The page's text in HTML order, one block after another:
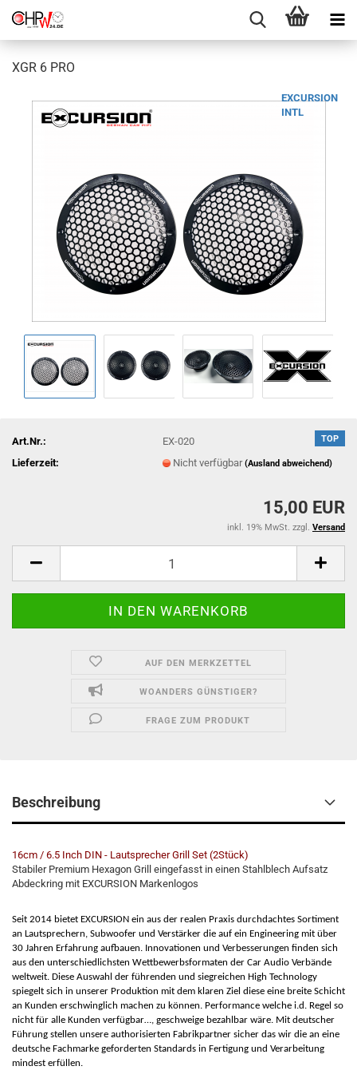
XGR 6 PRO
EXCURSION
INTL
TOP
Art.Nr.:
EX-020
Lieferzeit:
Nicht verfügbar(Ausland abweichend)
15,00 EUR
inkl. 19% MwSt. zzgl. Versand
AUF DEN MERKZETTEL
WOANDERS GÜNSTIGER?
FRAGE ZUM PRODUKT
Beschreibung
16cm / 6.5 Inch DIN - Lautsprecher Grill Set (2Stück)
Stabiler Premium Hexagon Grill eingefasst in einen Stahlblech Aufsatz
Abdeckring mit EXCURSION Markenlogos
Seit 2014 bietet EXCURSION ein aus der realen Praxis durchdachtes Sortiment
an Lautsprechern, Subwoofer und Verstärker die auf ein Engineering mit über
30 Jahren Erfahrung aufbauen. Innovationen und Verbesserungen finden sich
aus den unterschiedlichsten Wettbewerbsformaten der Car Audio Verbände
weltweit. Diese Auswahl der führenden und siegreichen High Technology
spiegelt sich in unserer Produktion mit dem klaren Ziel diese eine breite Schicht
an Kunden erschwinglich machen zu können. Performance welche i.d. Regel so
nicht für alle Kunden verfügbar…, geschweige bezahlbar wäre. Mit deutscher
Führung stellen unsere authorisierten Fabrikpartner sicher das wir die an eine
deutsche Fachmarke geforderten Standards in Fertigung und Verarbeitung
mindest erfüllen.